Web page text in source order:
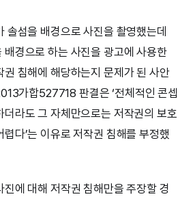
솔섬을 배경으로 사진을 촬영했는데
배경으로 하는 사진을 광고에 사용한
권 침해에 해당하는지 문제가 된 사안
가합527718 판결은 ‘전체적인 콘셉
더라도 그 자체만으로는 저작권의 보호
다’는 이유로 저작권 침해를 부정했
에 대해 저작권 침해만을 주장할 경